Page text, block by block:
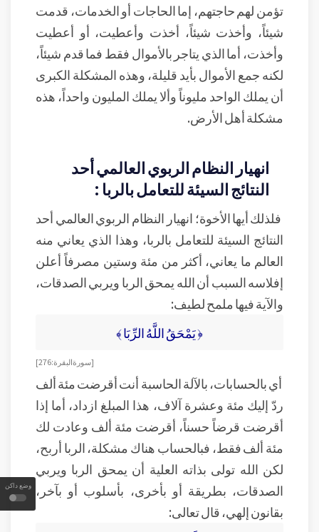
وضع داكن
تؤمن لهم حاجتهم، إما الحاجات أو الخدمات، قدمت
شيئاً، وأخذت شيئاً، أخذت وأعطيت، أو أعطيت
وأخذت، أما الذي يتاجر بالأموال فقط فما قدم شيئاً،
لكنه جمع الأموال بأيد قليلة، وهذه المشكلة الكبرى
أن يملك الواحد مليوناً وألا يملك المليون واحداً، هذه
مشكلة أهل الأرض.
انهيار النظام الربوي العالمي أحد
النتائج السيئة للتعامل بالربا :
فلذلك أيها الأخوة؛ انهيار النظام الربوي العالمي أحد
النتائج السيئة للتعامل بالربا، وهذا الذي يعاني منه
العالم ما يعاني، أكثر من مئة وستين مصرفاً أعلن
إفلاسه السبب أن الله يمحق الربا ويربي الصدقات،
والآية فيها ملمح لطيف:
﴿ يَمْحَقُ اللَّهُ الرِّبَا ﴾
[ سورة البقرة: 276 ]
أي بالحسابات، بالآلة الحاسبة أنت أقرضت مئة ألف
ردّ إليك مئة وعشرة آلاف، هذا المبلغ ازداد، أما إذا
أقرضت قرضاً حسناً، أقرضت مئة ألف وعادت لك
مئة ألف فقط، فبالحساب هناك مشكلة، الربا أربح،
لكن الله تولى بذاته العلية أن يمحق الربا ويربي
الصدقات، بطريقة أو بأخرى، بأسلوب أو بآخر،
بقانون إلهي، قال تعالى: